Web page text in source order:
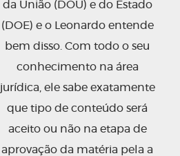
da União (DOU) e do Estado
(DOE) e o Leonardo entende
bem disso. Com todo o seu
conhecimento na área
jurídica, ele sabe exatamente
que tipo de conteúdo será
aceito ou não na etapa de
aprovação da matéria pela a